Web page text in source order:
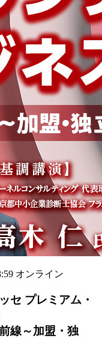
オンライン
セ プレミアム・
線～加盟・独